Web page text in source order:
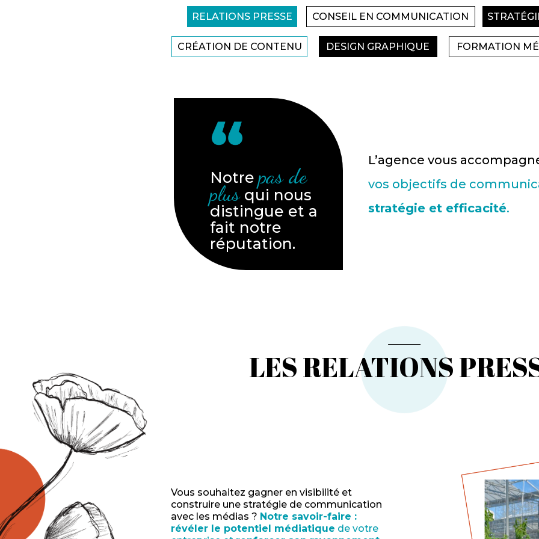
RELATIONS PRESSE CONSEIL EN COMMUNICATION
CRÉATION DE CONTENU DESIGN GRAPHIQUE FORMATION
Notrepas de
plusqui nous
distingue et a
fait notre
réputation.
L’agence vous
vos objectifs de
stratégie et efficacité.
LES RELATIONS
Vous souhaitez gagner en visibilité et
construire une stratégie de communication
avec les médias ? Notre savoir-faire :
révéler le potentiel médiatique de votre